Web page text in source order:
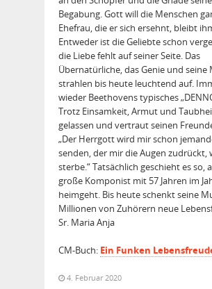
Begabung. Gott will die Menschen
Ehefrau, die er sich ersehnt, bleibt
Entweder ist die Geliebte schon
die Liebe fehlt auf seiner Seite. Das
Übernatürliche, das Genie und seine
strahlen bis heute leuchtend auf.
wieder Beethovens typisches
Trotz Einsamkeit, Armut und
gelassen und vertraut seinen
„Der Herrgott wird mir schon
senden, der mir die Augen zudrückt,
sterbe.“ Tatsächlich geschieht es so,
große Komponist mit 57 Jahren im
heimgeht. Bis heute schenkt seine
Millionen von Zuhörern neue
Sr. Maria Anja
CM-Buch: Ein Funken
4. Februar 2020